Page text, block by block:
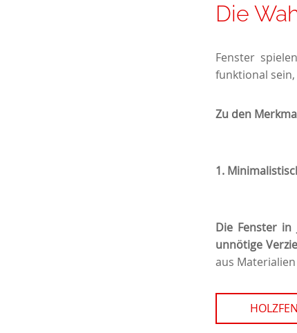
Die
Fenster
funktional
Zu den
1.
Die Fenster in
unnötige
aus